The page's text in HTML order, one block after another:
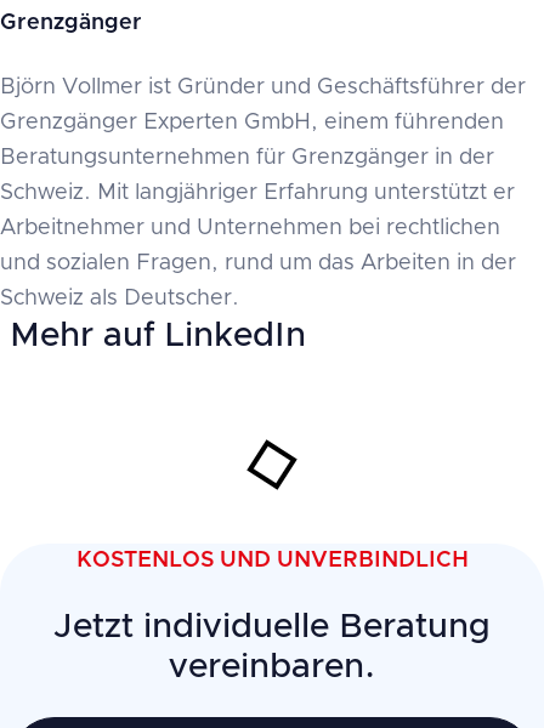
Grenzgänger
Björn Vollmer ist Gründer und Geschäftsführer der
Grenzgänger Experten GmbH, einem führenden
Beratungsunternehmen für Grenzgänger in der
Schweiz. Mit langjähriger Erfahrung unterstützt er
Arbeitnehmer und Unternehmen bei rechtlichen
und sozialen Fragen, rund um das Arbeiten in der
Schweiz als Deutscher.
Mehr auf LinkedIn
KOSTENLOS UND UNVERBINDLICH
Jetzt individuelle Beratung
vereinbaren.